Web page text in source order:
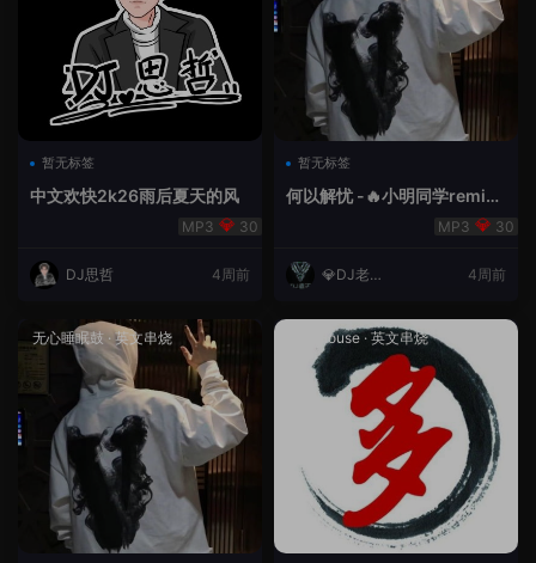
暂无标签
中文欢快2k26雨后夏天的风
30
DJ思哲 4周前
暂无标签
何以解忧 -🔥小明同学remix
30
💎DJ老王
4周前
无心睡眠鼓 ·英文串烧 Lak House· 英文串烧